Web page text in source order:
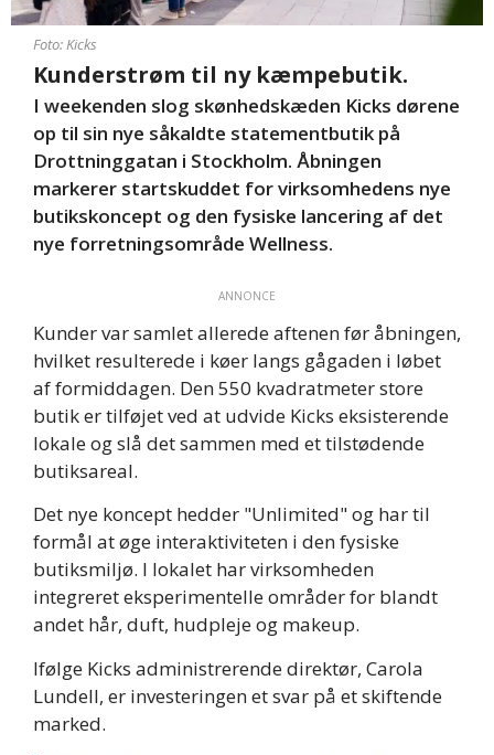
Foto: Kicks
Kunderstrøm til ny kæmpebutik.
I weekenden slog skønhedskæden Kicks dørene
op til sin nye såkaldte statementbutik på
Drottninggatan i Stockholm. Åbningen
markerer startskuddet for virksomhedens nye
butikskoncept og den fysiske lancering af det
nye forretningsområde Wellness.
ANNONCE
Kunder var samlet allerede aftenen før åbningen,
hvilket resulterede i køer langs gågaden i løbet
af formiddagen. Den 550 kvadratmeter store
butik er tilføjet ved at udvide Kicks eksisterende
lokale og slå det sammen med et tilstødende
butiksareal.
Det nye koncept hedder "Unlimited" og har til
formål at øge interaktiviteten i den fysiske
butiksmiljø. I lokalet har virksomheden
integreret eksperimentelle områder for blandt
andet hår, duft, hudpleje og makeup.
Ifølge Kicks administrerende direktør, Carola
Lundell, er investeringen et svar på et skiftende
marked.